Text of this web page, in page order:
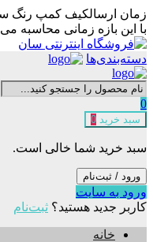
زمان ارسالکیف کمپ رنگ
با این بازه زمانی محاسبه
دسته‌بندی‌ها
0
سبد خرید 0
سبد خرید شما خالی است.
ورود / ثبت‌نام
ورود به سایت
کاربر جدید هستید؟ ثبت‌نام
خانه